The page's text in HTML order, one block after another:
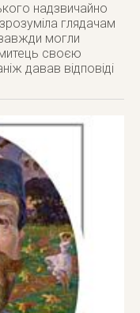
надзвичайно
глядачам
могли
своєю
давав відповіді